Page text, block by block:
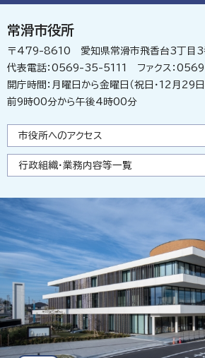
常滑市役所
〒479-8610 愛知県常滑市飛香台3丁目3
代表電話：0569-35-5111 ファクス：
開庁時間：月曜日から金曜日（祝日・12月29
前9時00分から午後4時00分
市役所へのアクセス
行政組織・業務内容等一覧